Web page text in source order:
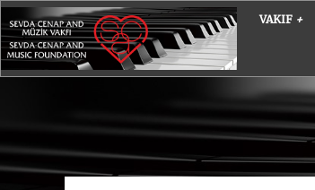
VAKIF +